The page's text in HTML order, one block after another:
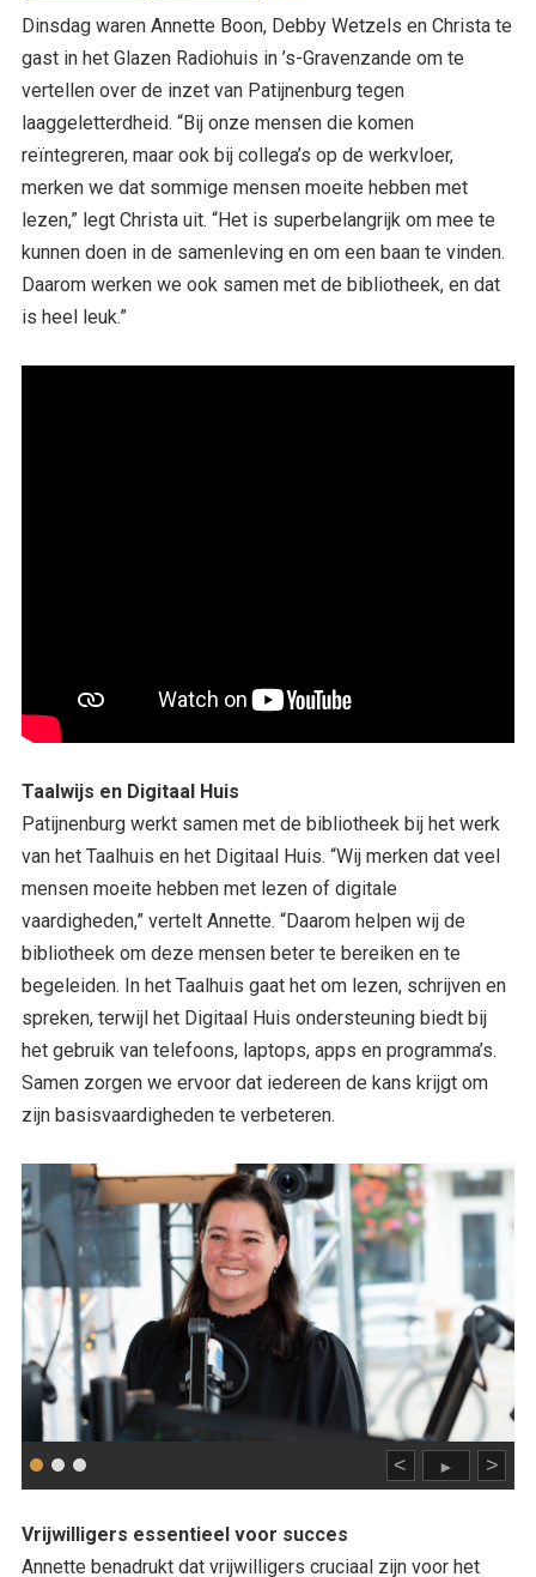
Dinsdag waren Annette Boon, Debby Wetzels en Christa te
gast in het Glazen Radiohuis in ’s-Gravenzande om te
vertellen over de inzet van Patijnenburg tegen
laaggeletterdheid. “Bij onze mensen die komen
reïntegreren, maar ook bij collega’s op de werkvloer,
merken we dat sommige mensen moeite hebben met
lezen,” legt Christa uit. “Het is superbelangrijk om mee te
kunnen doen in de samenleving en om een baan te vinden.
Daarom werken we ook samen met de bibliotheek, en dat
is heel leuk.”
Taalwijs en Digitaal Huis
Patijnenburg werkt samen met de bibliotheek bij het werk
van het Taalhuis en het Digitaal Huis. “Wij merken dat veel
mensen moeite hebben met lezen of digitale
vaardigheden,” vertelt Annette. “Daarom helpen wij de
bibliotheek om deze mensen beter te bereiken en te
begeleiden. In het Taalhuis gaat het om lezen, schrijven en
spreken, terwijl het Digitaal Huis ondersteuning biedt bij
het gebruik van telefoons, laptops, apps en programma’s.
Samen zorgen we ervoor dat iedereen de kans krijgt om
zijn basisvaardigheden te verbeteren.
< ► >
Vrijwilligers essentieel voor succes
Annette benadrukt dat vrijwilligers cruciaal zijn voor het